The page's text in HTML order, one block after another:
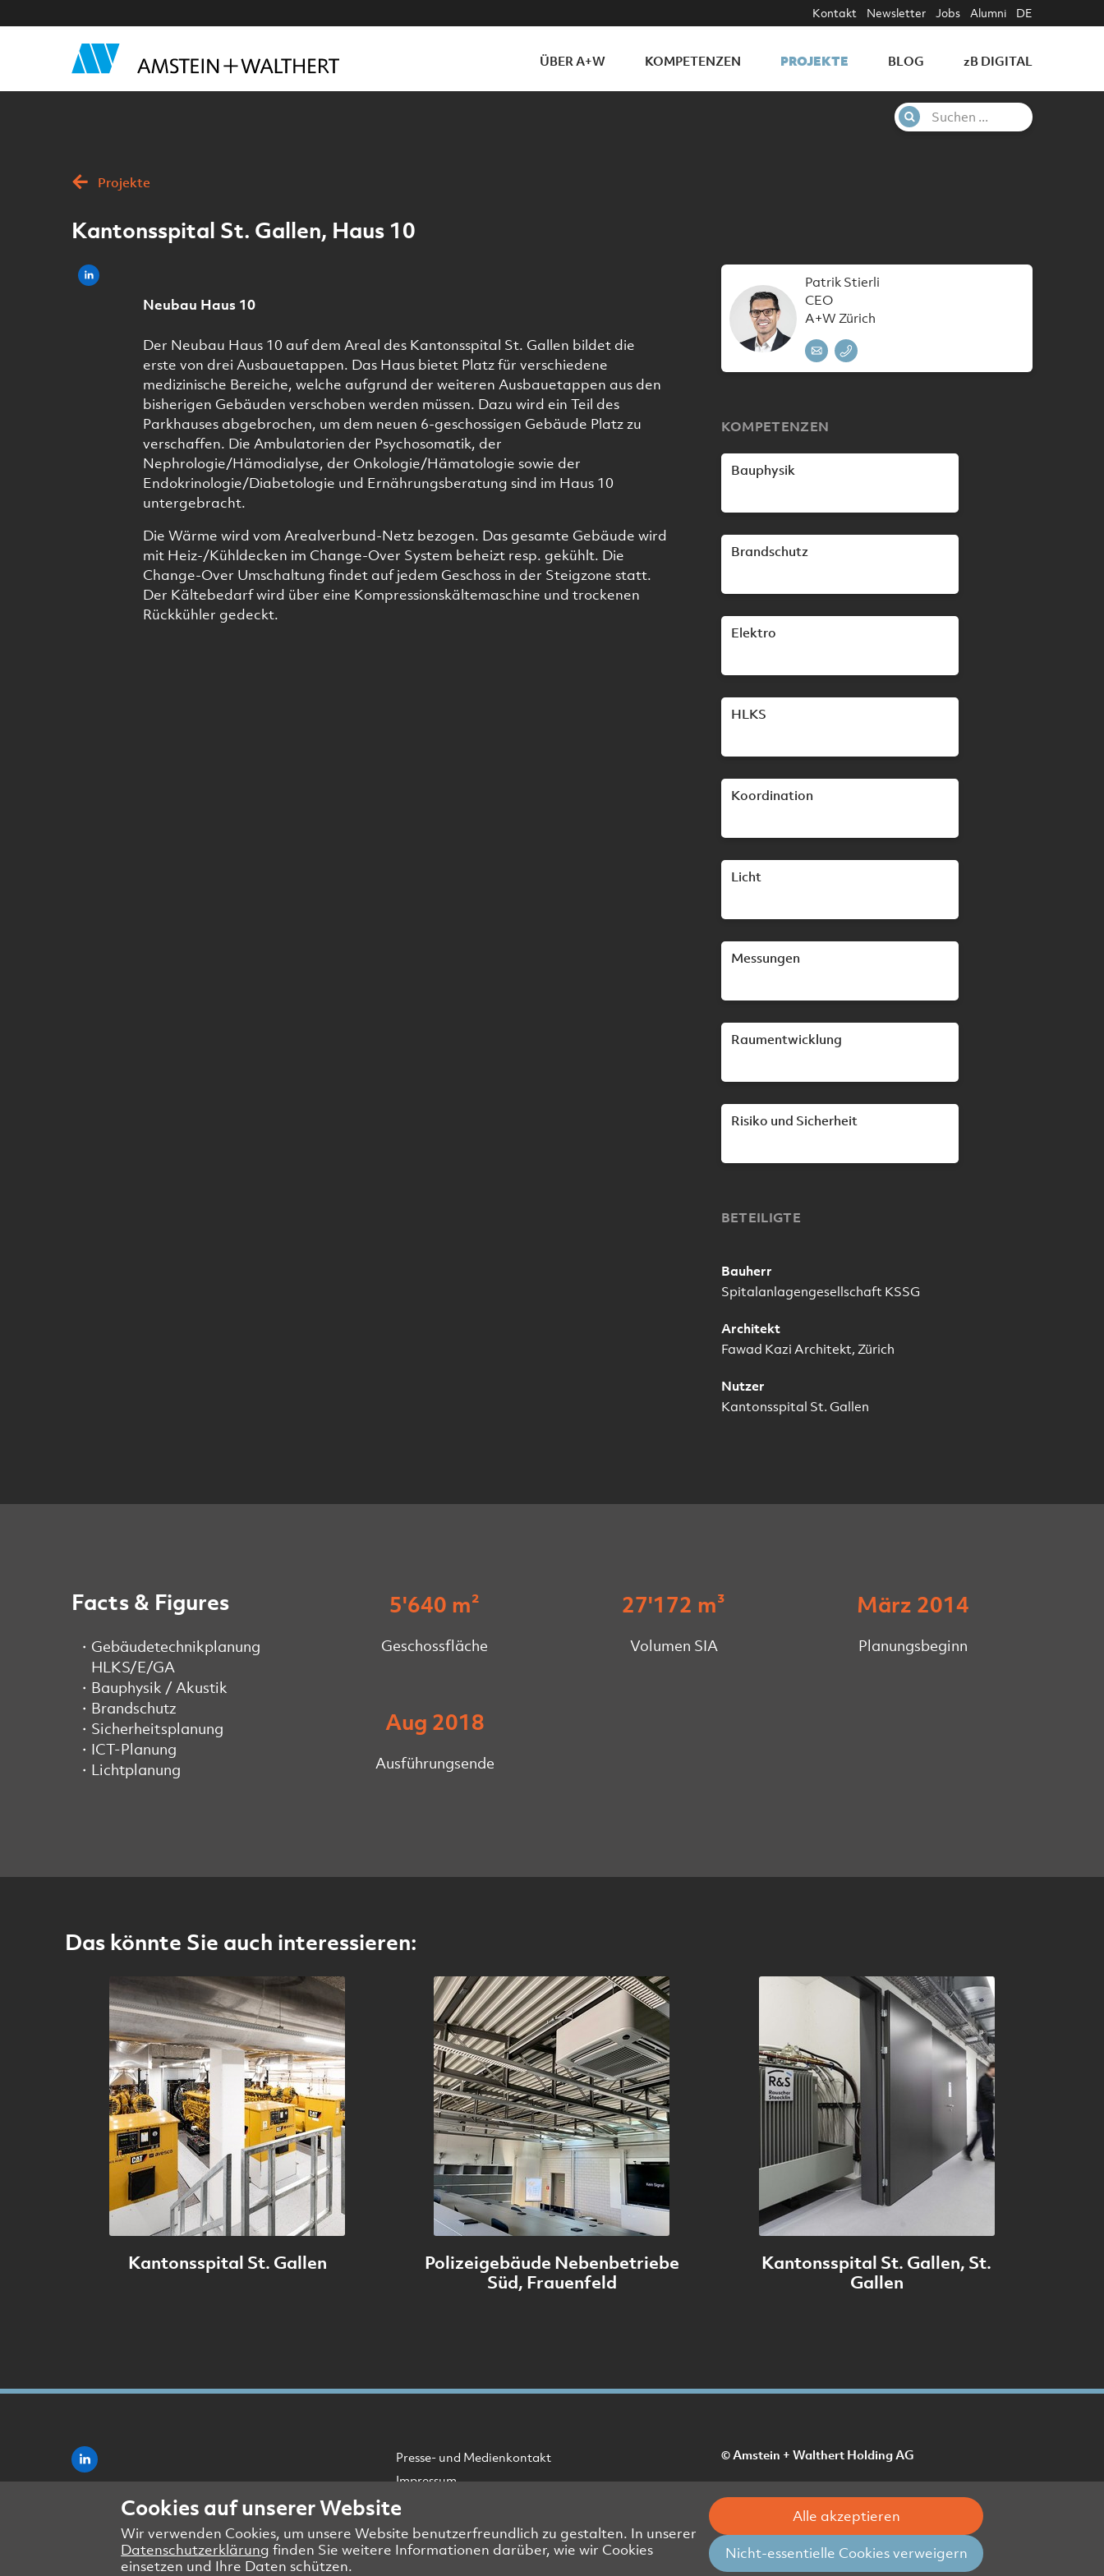
ÜBER A+W KOMPETENZEN PROJEKTE BLOG zB DIGITAL
Kontakt Newsletter Jobs Alumni DE
Projekte
Kantonsspital St. Gallen, Haus 10
Neubau Haus 10
Der Neubau Haus 10 auf dem Areal des Kantonsspital St. Gallen bildet die
erste von drei Ausbauetappen. Das Haus bietet Platz für verschiedene
medizinische Bereiche, welche aufgrund der weiteren Ausbauetappen aus den
bisherigen Gebäuden verschoben werden müssen. Dazu wird ein Teil des
Parkhauses abgebrochen, um dem neuen 6-geschossigen Gebäude Platz zu
verschaffen. Die Ambulatorien der Psychosomatik, der
Nephrologie/Hämodialyse, der Onkologie/Hämatologie sowie der
Endokrinologie/Diabetologie und Ernährungsberatung sind im Haus 10
untergebracht.
Die Wärme wird vom Arealverbund-Netz bezogen. Das gesamte Gebäude wird
mit Heiz-/Kühldecken im Change-Over System beheizt resp. gekühlt. Die
Change-Over Umschaltung findet auf jedem Geschoss in der Steigzone statt.
Der Kältebedarf wird über eine Kompressionskältemaschine und trockenen
Rückkühler gedeckt.
Patrik Stierli
CEO
A+W Zürich
KOMPETENZEN
Bauphysik
Brandschutz
Elektro
HLKS
Koordination
Licht
Messungen
Raumentwicklung
Risiko und Sicherheit
BETEILIGTE
Bauherr
Spitalanlagengesellschaft KSSG
Architekt
Fawad Kazi Architekt, Zürich
Nutzer
Kantonsspital St. Gallen
Facts & Figures
Gebäudetechnikplanung
HLKS/E/GA
Bauphysik / Akustik
Brandschutz
Sicherheitsplanung
ICT-Planung
Lichtplanung
5'640 m²
Geschossfläche
27'172 m³
Volumen SIA
März 2014
Planungsbeginn
Aug 2018
Ausführungsende
Das könnte Sie auch interessieren:
Kantonsspital St. Gallen
Polizeigebäude Nebenbetriebe
Süd, Frauenfeld
Kantonsspital St. Gallen, St.
Gallen
Presse- und Medienkontakt
Impressum
Datenschutzerklärung Website
Datenschutzerklärung Geschäftspartner
© Amstein + Walthert Holding AG
Cookies auf unserer Website
Wir verwenden Cookies, um unsere Website benutzerfreundlich zu gestalten. In unserer
Datenschutzerklärung finden Sie weitere Informationen darüber, wie wir Cookies
einsetzen und Ihre Daten schützen.
Alle akzeptieren
Nicht-essentielle Cookies verweigern